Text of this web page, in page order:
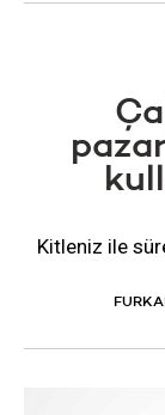
Kitleniz ile